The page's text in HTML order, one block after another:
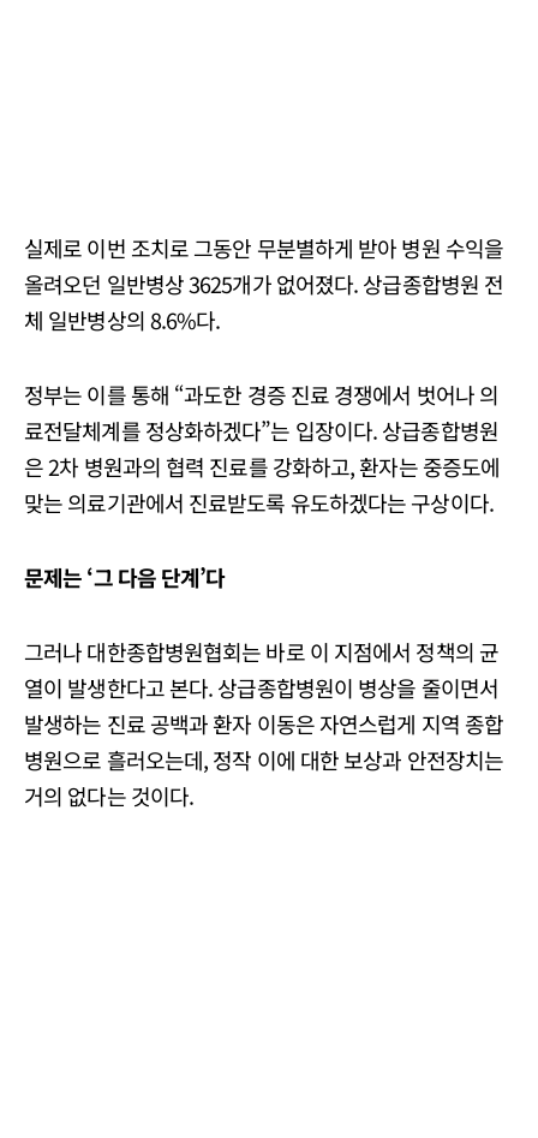
실제로 이번 조치로 그동안 무분별하게 받아 병원 수익을
올려오던 일반병상 3625개가 없어졌다. 상급종합병원 전
체 일반병상의 8.6%다.
정부는 이를 통해 “과도한 경증 진료 경쟁에서 벗어나 의
료전달체계를 정상화하겠다”는 입장이다. 상급종합병원
은 2차 병원과의 협력 진료를 강화하고, 환자는 중증도에
맞는 의료기관에서 진료받도록 유도하겠다는 구상이다.
문제는 ‘그 다음 단계’다
그러나 대한종합병원협회는 바로 이 지점에서 정책의 균
열이 발생한다고 본다. 상급종합병원이 병상을 줄이면서
발생하는 진료 공백과 환자 이동은 자연스럽게 지역 종합
병원으로 흘러오는데, 정작 이에 대한 보상과 안전장치는
거의 없다는 것이다.